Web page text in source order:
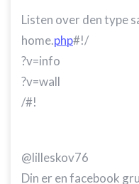
Listen over den type
home.php#!/
?v=info
?v=wall
/#!
@lilleskov76
Din er en facebook